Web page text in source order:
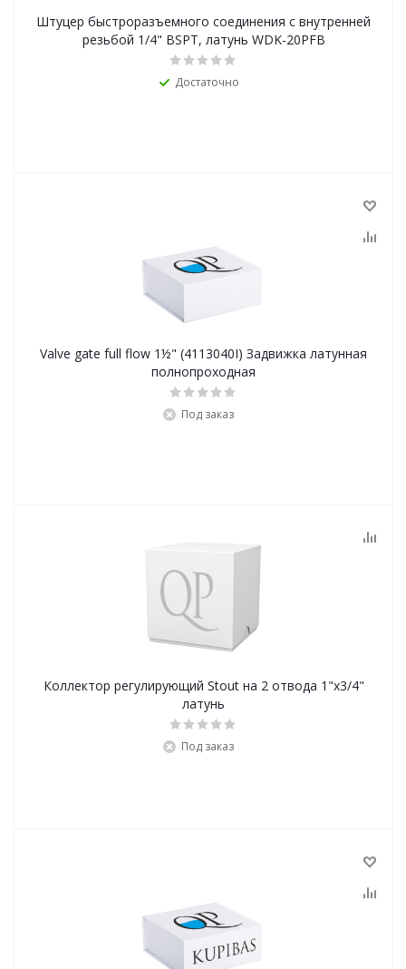
Штуцер быстроразъемного соединения с внутренней
резьбой 1/4" BSPT, латунь WDK-20PFB
Достаточно
Valve gate full flow 1½" (4113040I) Задвижка латунная
полнопроходная
Под заказ
Коллектор регулирующий Stout на 2 отвода 1"x3/4"
латунь
Под заказ